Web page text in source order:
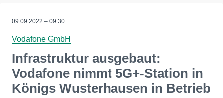
09.09.2022 – 09:30
Vodafone GmbH
Infrastruktur ausgebaut:
Vodafone nimmt 5G+-Station in
Königs Wusterhausen in Betrieb